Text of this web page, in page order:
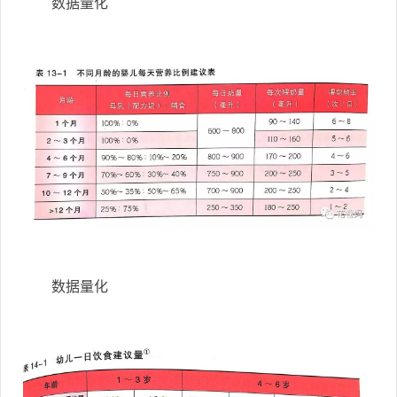
数据量化
数据量化